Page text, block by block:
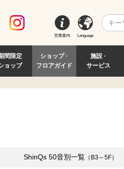
営業案内 Language
間限定
ョップ
ショップ ·
フロアガイド
施設 ·
サービス
ShinQs 50音別一覧 （B3～5F）